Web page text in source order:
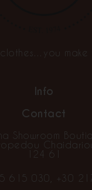
clothes…you make
Info
Contact
Showroom
124 61
615 030 +30